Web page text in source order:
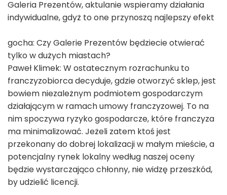
Galeria Prezentów, aktulanie wspieramy działania
indywidualne, gdyż to one przynoszą najlepszy efekt
gocha: Czy Galerie Prezentów będziecie otwierać
tylko w dużych miastach?
Paweł Klimek: W ostatecznym rozrachunku to
franczyzobiorca decyduje, gdzie otworzyć sklep, jest
bowiem niezależnym podmiotem gospodarczym
działającym w ramach umowy franczyzowej. To na
nim spoczywa ryzyko gospodarcze, które franczyza
ma minimalizować. Jeżeli zatem ktoś jest
przekonany do dobrej lokalizacji w małym mieście, a
potencjalny rynek lokalny według naszej oceny
będzie wystarczająco chłonny, nie widzę przeszkód,
by udzielić licencji.